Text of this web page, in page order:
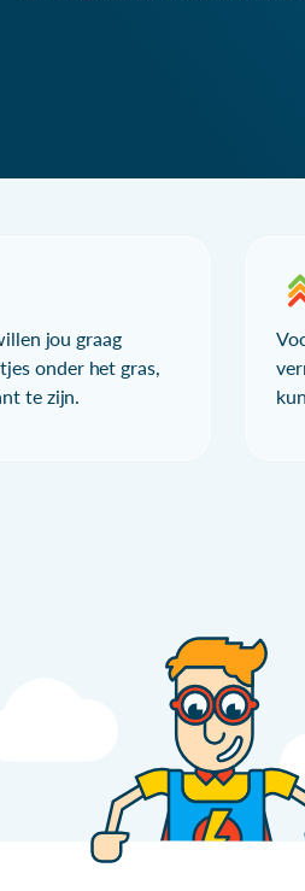
jou graag
onder het gras,
te zijn.